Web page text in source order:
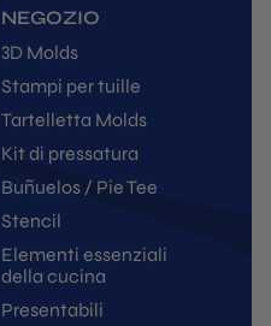
NEGOZIO
3D Molds
Stampi per tuille
Tartelletta Molds
Kit di pressatura
Buñuelos / Pie Tee
Stencil
Elementi essenziali
della cucina
Presentabili